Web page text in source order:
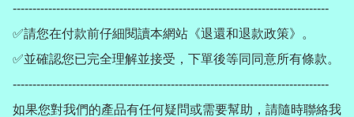
--------------------------------------------------------------------------------
✅請您在付款前仔細閱讀本網站《退還和退款政策》。
✅並確認您已完全理解並接受，下單後等同同意所有條款。
--------------------------------------------------------------------------------
如果您對我們的產品有任何疑問或需要幫助，請隨時聯絡我